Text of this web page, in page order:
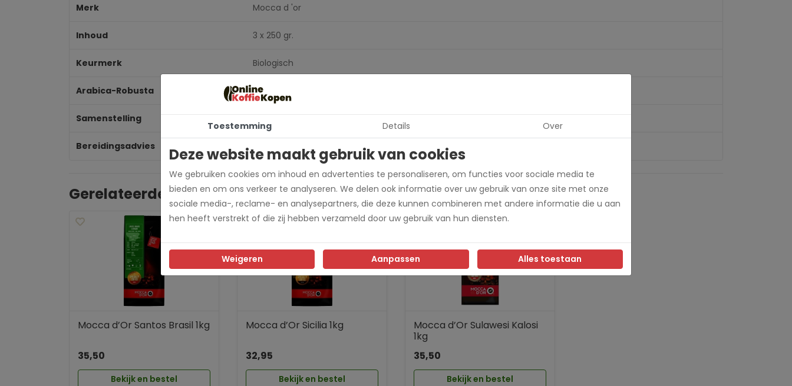
Merk Mocca d 'or
Inhoud 3 x 250 gr.
Keurmerk Biologisch
Arabica-Robusta 100% Arabica
Samenstelling
Bereidingsadvies
Gerelateerde producten
Mocca d’Or Santos Brasil 1kg
35,50
Bekijk en bestel
Mocca d’Or Sicilia 1kg
32,95
Bekijk en bestel
Mocca d’Or Sulawesi Kalosi
1kg
35,50
Bekijk en bestel
Toestemming Details Over
Deze website maakt gebruik van cookies
We gebruiken cookies om inhoud en advertenties te personaliseren, om functies voor sociale media te
bieden en om ons verkeer te analyseren. We delen ook informatie over uw gebruik van onze site met onze
sociale media-, reclame- en analysepartners, die deze kunnen combineren met andere informatie die u aan
hen heeft verstrekt of die zij hebben verzameld door uw gebruik van hun diensten.
Weigeren Aanpassen Alles toestaan